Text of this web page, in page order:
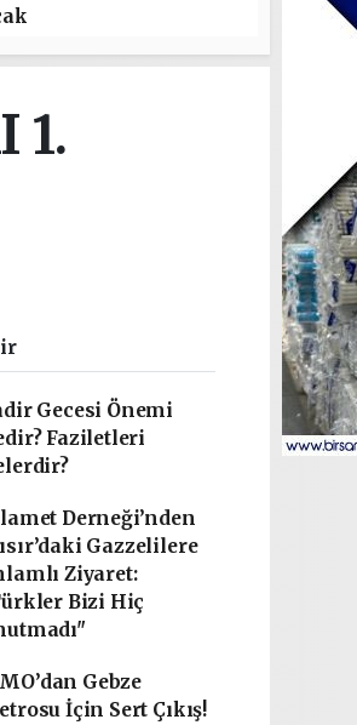
1.
Gecesi Önemi
Faziletleri
Derneği’nden
Gazzelilere
Ziyaret:
Bizi Hiç
Gebze
İçin Sert Çıkış!